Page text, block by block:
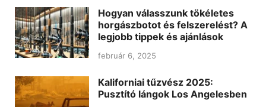
Hogyan válasszunk tökéletes
horgászbotot és felszerelést? A
legjobb tippek és ajánlások
február 6, 2025
Kaliforniai tűzvész 2025:
Pusztító lángok Los Angelesben